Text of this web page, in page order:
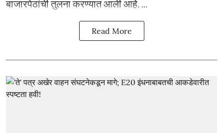
बाजारपेठांची तुलना करण्यात आली आहे. ...
Read More